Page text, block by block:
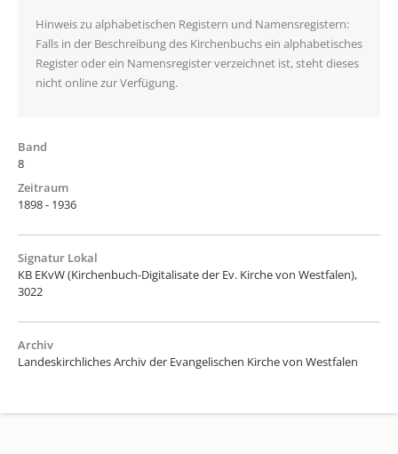
Hinweis zu alphabetischen Registern und Namensregistern:
Falls in der Beschreibung des Kirchenbuchs ein alphabetisches
Register oder ein Namensregister verzeichnet ist, steht dieses
nicht online zur Verfügung.
Band
8
Zeitraum
1898 - 1936
Signatur Lokal
KB EKvW (Kirchenbuch-Digitalisate der Ev. Kirche von Westfalen),
3022
Archiv
Landeskirchliches Archiv der Evangelischen Kirche von Westfalen